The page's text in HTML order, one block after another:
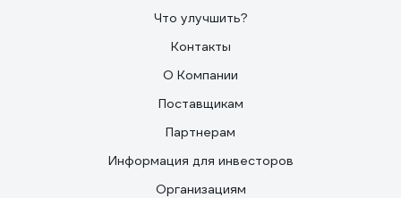
Что улучшить?
Контакты
О Компании
Поставщикам
Партнерам
Информация для инвесторов
Организациям